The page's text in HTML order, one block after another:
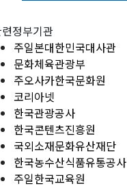
정부기관
주일본대한민국대사관
문화체육관광부
주오사카한국문화원
코리아넷
한국관광공사
한국콘텐츠진흥원
국외소재문화유산재단
한국농수산식품유통공사
주일한국교육원